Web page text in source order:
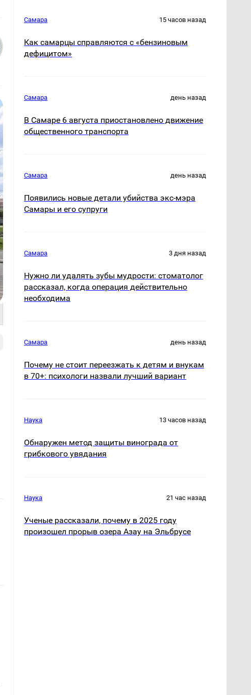
Самара 15 часов назад
Как самарцы справляются с «бензиновым
дефицитом»
Самара день назад
В Самаре 6 августа приостановлено движение
общественного транспорта
Самара день назад
Появились новые детали убийства экс-мэра
Самары и его супруги
Самара 3 дня назад
Нужно ли удалять зубы мудрости: стоматолог
рассказал, когда операция действительно
необходима
Самара день назад
Почему не стоит переезжать к детям и внукам
в 70+: психологи назвали лучший вариант
Наука 13 часов назад
Обнаружен метод защиты винограда от
грибкового увядания
Наука 21 час назад
Ученые рассказали, почему в 2025 году
произошел прорыв озера Азау на Эльбрусе